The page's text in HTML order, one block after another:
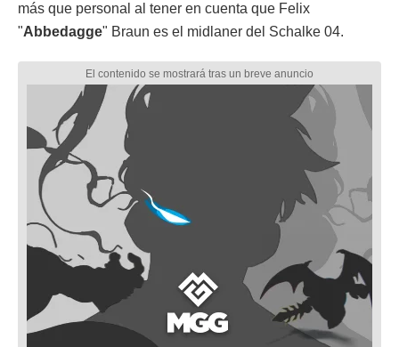
más que personal al tener en cuenta que Felix
"Abbedagge" Braun es el midlaner del Schalke 04.